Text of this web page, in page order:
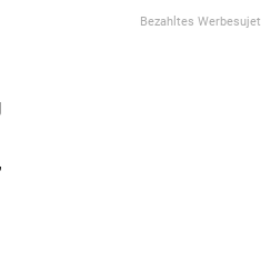
Bezahltes Werbesujet